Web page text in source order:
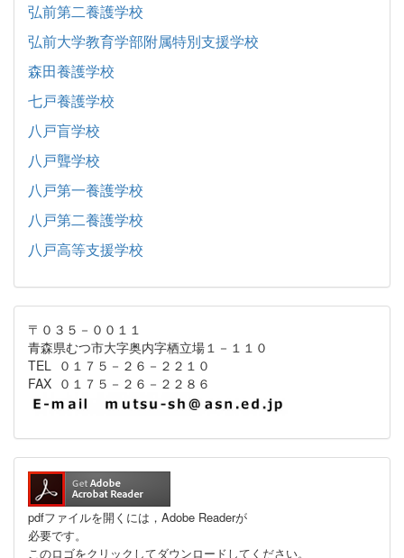
弘前第二養護学校
弘前大学教育学部附属特別支援学校
森田養護学校
七戸養護学校
八戸盲学校
八戸聾学校
八戸第一養護学校
八戸第二養護学校
八戸高等支援学校
〒０３５－００１１
青森県むつ市大字奥内字栖立場１－１１０
TEL ０１７５－２６－２２１０
FAX ０１７５－２６－２２８６
pdfファイルを開くには，Adobe Readerが
必要です。
このロゴをクリックしてダウンロードしてください。